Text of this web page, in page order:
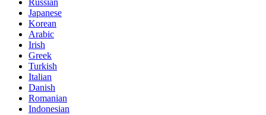
Japanese
Korean
Arabic
Irish
Greek
Turkish
Italian
Danish
Romanian
Indonesian